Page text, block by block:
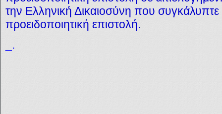
την Ελληνική Δικαιοσύνη που συγκάλυπτε
προειδοποιητική επιστολή.
_.